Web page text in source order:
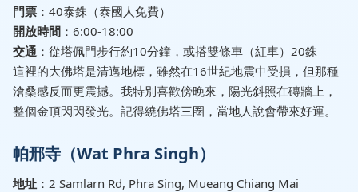
門票 ：40泰銖（泰國人免費）
開放時間 ：6:00-18:00
交通 ：從塔佩門步行約10分鐘，或搭雙條車（紅車）20銖
這裡的大佛塔是清邁地標，雖然在16世紀地震中受損，但那種
滄桑感反而更震撼。我特別喜歡傍晚來，陽光斜照在磚牆上，
整個金頂閃閃發光。記得繞佛塔三圈，當地人說會帶來好運。
帕邢寺（Wat Phra Singh）
地址 ：2 Samlarn Rd, Phra Sing, Mueang Chiang Mai